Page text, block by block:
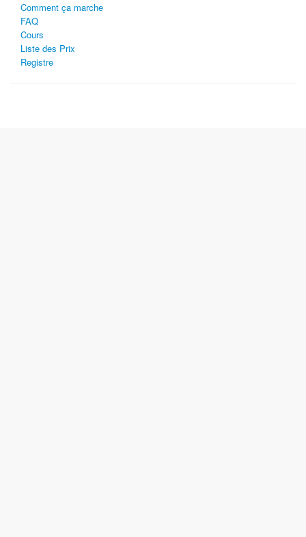
Comment ça marche
FAQ
Cours
Liste des Prix
Registre